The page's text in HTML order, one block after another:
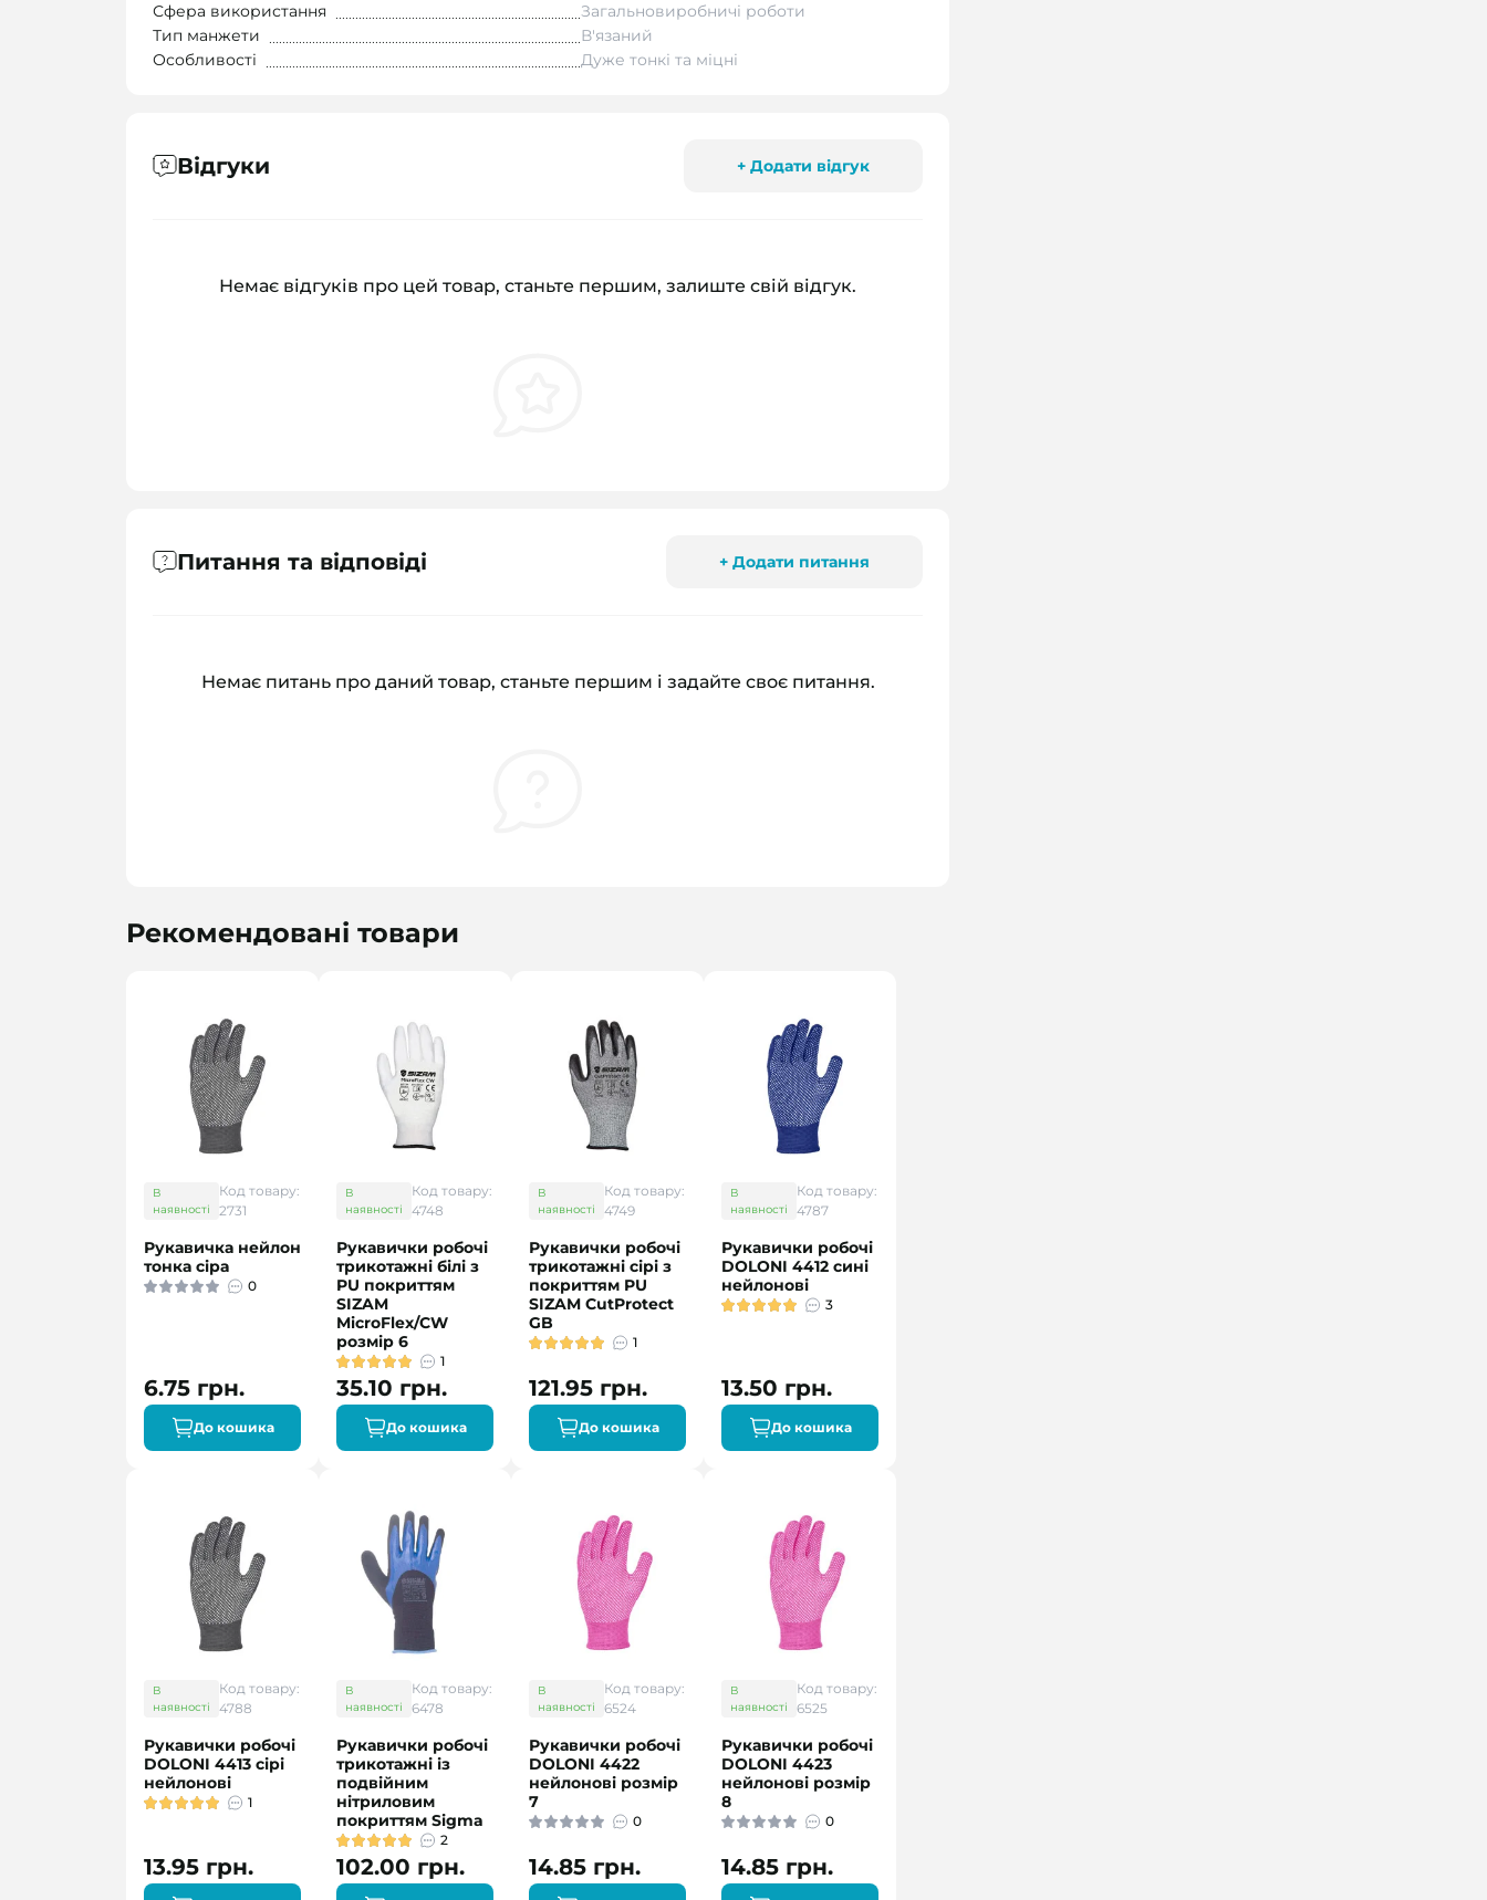
Сфера використання
Загальновиробничі роботи
Тип манжети
В'язаний
Особливості
Дуже тонкі та міцні
Відгуки + Додати відгук
Немає відгуків про цей товар, станьте першим, залиште свій відгук.
Питання та відповіді + Додати питання
Немає питань про даний товар, станьте першим і задайте своє питання.
Рекомендовані товари
В
наявності
Код товару:
2731
Рукавичка нейлон
тонка сіра
0
6.75 грн.
До кошика
В
наявності
Код товару:
4748
Рукавички робочі
трикотажні білі з
PU покриттям
SIZAM
MicroFlex/CW
розмір 6
1
35.10 грн.
До кошика
В
наявності
Код товару:
4749
Рукавички робочі
трикотажні сірі з
покриттям PU
SIZAM CutProtect
GB
1
121.95 грн.
До кошика
В
наявності
Код товару:
4787
Рукавички робочі
DOLONI 4412 сині
нейлонові
3
13.50 грн.
До кошика
В
наявності
Код товару:
4788
Рукавички робочі
DOLONI 4413 сірі
нейлонові
1
13.95 грн.
В
наявності
Код товару:
6478
Рукавички робочі
трикотажні із
подвійним
нітриловим
покриттям Sigma
2
102.00 грн.
В
наявності
Код товару:
6524
Рукавички робочі
DOLONI 4422
нейлонові розмір
7
0
14.85 грн.
В
наявності
Код товару:
6525
Рукавички робочі
DOLONI 4423
нейлонові розмір
8
0
14.85 грн.